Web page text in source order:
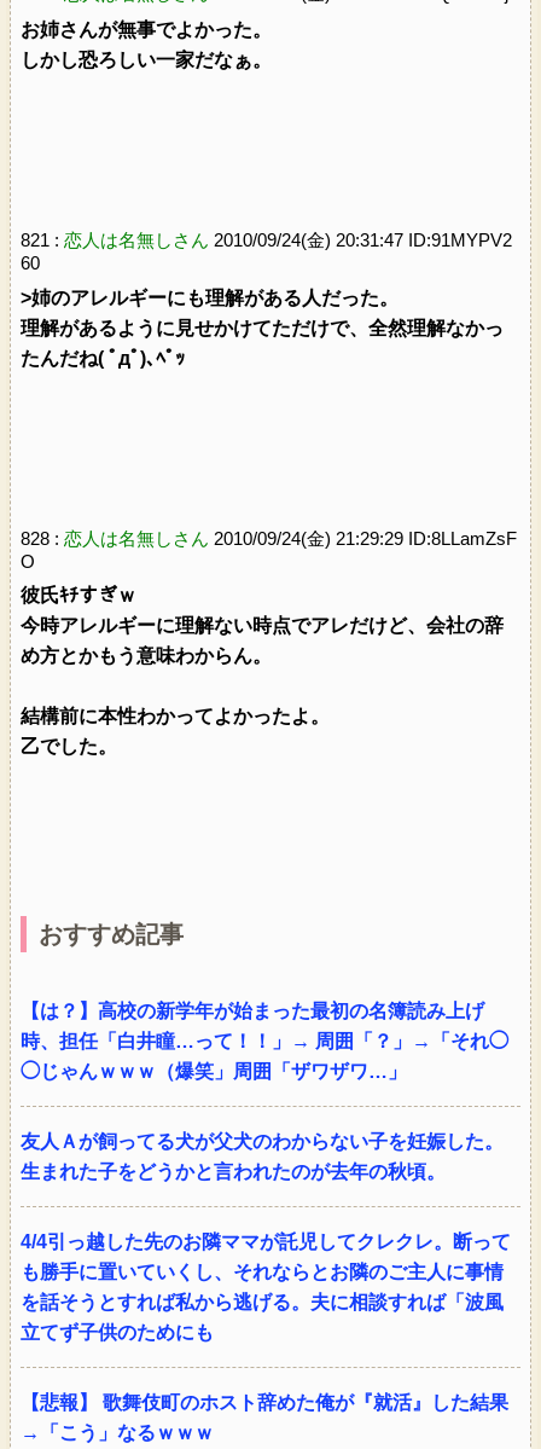
お姉さんが無事でよかった。
しかし恐ろしい一家だなぁ。
821 : 恋人は名無しさん 2010/09/24(金) 20:31:47 ID:91MYPV2
60
>姉のアレルギーにも理解がある人だった。
理解があるように見せかけてただけで、全然理解なかっ
たんだね( ﾟдﾟ)､ﾍﾟｯ
828 : 恋人は名無しさん 2010/09/24(金) 21:29:29 ID:8LLamZsF
O
彼氏ｷﾁすぎｗ
今時アレルギーに理解ない時点でアレだけど、会社の辞
め方とかもう意味わからん。
結構前に本性わかってよかったよ。
乙でした。
おすすめ記事
【は？】高校の新学年が始まった最初の名簿読み上げ
時、担任「白井瞳…って！！」→ 周囲「？」→「それ◯
◯じゃんｗｗｗ（爆笑」周囲「ザワザワ…」
友人Ａが飼ってる犬が父犬のわからない子を妊娠した。
生まれた子をどうかと言われたのが去年の秋頃。
4/4引っ越した先のお隣ママが託児してクレクレ。断って
も勝手に置いていくし、それならとお隣のご主人に事情
を話そうとすれば私から逃げる。夫に相談すれば「波風
立てず子供のためにも
【悲報】 歌舞伎町のホスト辞めた俺が『就活』した結果
→「こう」なるｗｗｗ